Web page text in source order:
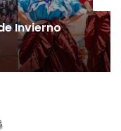
Invierno